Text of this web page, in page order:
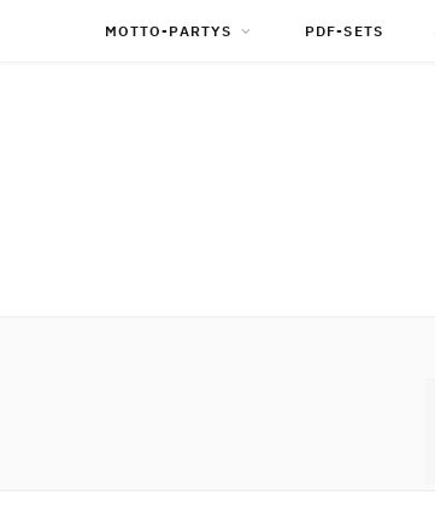
MOTTO-PARTYS PDF-SETS